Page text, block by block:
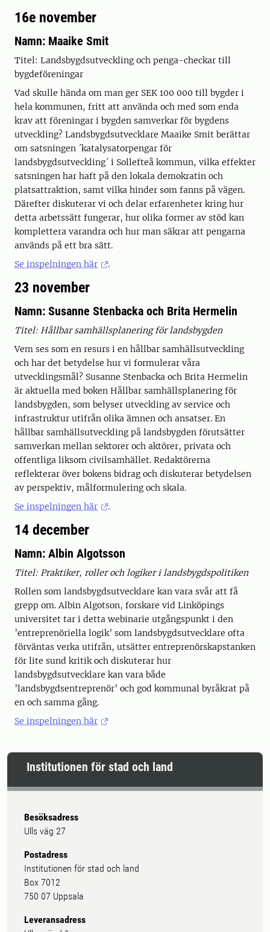
16e november
Namn: Maaike Smit
Titel: Landsbygdsutveckling och penga-checkar till
bygdeföreningar
Vad skulle hända om man ger SEK 100 000 till bygder i
hela kommunen, fritt att använda och med som enda
krav att föreningar i bygden samverkar för bygdens
utveckling? Landsbygdsutvecklare Maaike Smit berättar
om satsningen ´katalysatorpengar för
landsbygdsutveckling´ i Sollefteå kommun, vilka effekter
satsningen har haft på den lokala demokratin och
platsattraktion, samt vilka hinder som fanns på vägen.
Därefter diskuterar vi och delar erfarenheter kring hur
detta arbetssätt fungerar, hur olika former av stöd kan
komplettera varandra och hur man säkrar att pengarna
används på ett bra sätt.
Se inspelningen här
.
23 november
Namn: Susanne Stenbacka och Brita Hermelin
Titel: Hållbar samhällsplanering för landsbygden
Vem ses som en resurs i en hållbar samhällsutveckling
och har det betydelse hur vi formulerar våra
utvecklingsmål? Susanne Stenbacka och Brita Hermelin
är aktuella med boken Hållbar samhällsplanering för
landsbygden, som belyser utveckling av service och
infrastruktur utifrån olika ämnen och ansatser. En
hållbar samhällsutveckling på landsbygden förutsätter
samverkan mellan sektorer och aktörer, privata och
offentliga liksom civilsamhället. Redaktörerna
reflekterar över bokens bidrag och diskuterar betydelsen
av perspektiv, målformulering och skala.
Se inspelningen här
.
14 december
Namn: Albin Algotsson
Titel: Praktiker, roller och logiker i landsbygdspolitiken
Rollen som landsbygdsutvecklare kan vara svår att få
grepp om. Albin Algotson, forskare vid Linköpings
universitet tar i detta webinarie utgångspunkt i den
’entreprenöriella logik’ som landsbygdsutvecklare ofta
förväntas verka utifrån, utsätter entreprenörskapstanken
för lite sund kritik och diskuterar hur
landsbygdsutvecklare kan vara både
’landsbygdsentreprenör’ och god kommunal byråkrat på
en och samma gång.
Se inspelningen här
Institutionen för stad och land
Besöksadress
Ulls väg 27
Postadress
Institutionen för stad och land
Box 7012
750 07 Uppsala
Leveransadress